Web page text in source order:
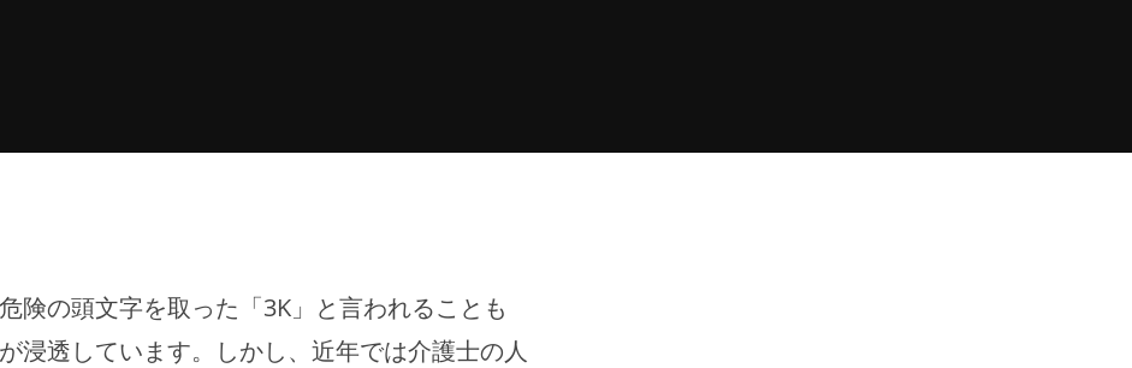
険の頭文字を取った「3K」と言われることも
浸透しています。しかし、近年では介護士の人